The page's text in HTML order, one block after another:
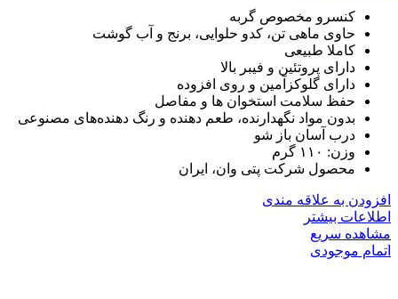
کنسرو مخصوص گربه
حاوی ماهی تن، کدو حلوایی، برنج و آب گوشت
کاملا طبیعی
دارای پروتئین و فیبر بالا
دارای گلوکزآمین و روی افزوده
حفظ سلامت استخوان ها و مفاصل
بدون مواد نگهدارنده، طعم دهنده و رنگ دهنده‌های مصنوعی
درب آسان باز شو
وزن: ۱۱۰ گرم
محصول شرکت پتی وان، ایران
افزودن به علاقه مندی
اطلاعات بیشتر
مشاهده سریع
اتمام موجودی